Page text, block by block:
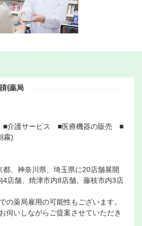
剤薬局
■介護サービス ■医療機器の販売 ■
霧)
、神奈川県、埼玉県に20店舗展開
4店舗、焼津市内8店舗、藤枝市内3店
の薬局雇用の可能性もございます。
伺いしながらご提案させていただき